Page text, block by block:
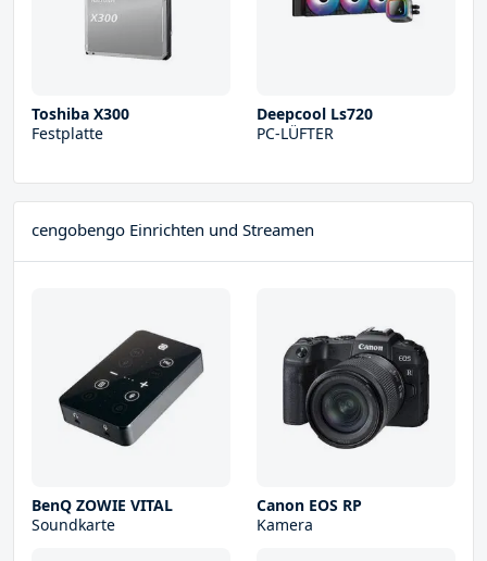
Toshiba X300
Festplatte
Deepcool Ls720
PC-LÜFTER
cengobengo Einrichten und Streamen
BenQ ZOWIE VITAL
Soundkarte
Canon EOS RP
Kamera